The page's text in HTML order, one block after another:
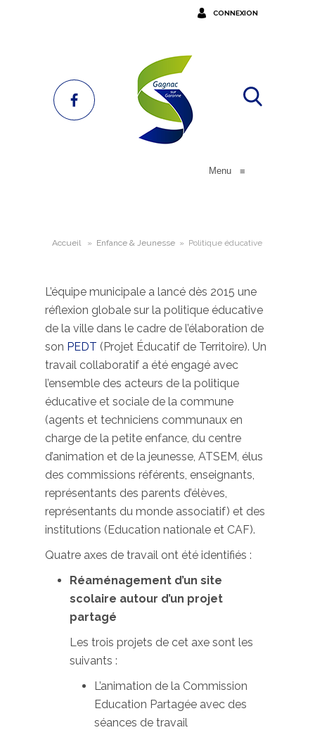
CONNEXION
Menu ≡
Accueil » Enfance & Jeunesse » Politique éducative
L’équipe municipale a lancé dès 2015 une
réflexion globale sur la politique éducative
de la ville dans le cadre de l’élaboration de
son PEDT (Projet Éducatif de Territoire). Un
travail collaboratif a été engagé avec
l’ensemble des acteurs de la politique
éducative et sociale de la commune
(agents et techniciens communaux en
charge de la petite enfance, du centre
d’animation et de la jeunesse, ATSEM, élus
des commissions référents, enseignants,
représentants des parents d’élèves,
représentants du monde associatif) et des
institutions (Education nationale et CAF).
Quatre axes de travail ont été identifiés :
Réaménagement d’un site
scolaire autour d’un projet
partagé
Les trois projets de cet axe sont les
suivants :
L’animation de la Commission
Education Partagée avec des
séances de travail